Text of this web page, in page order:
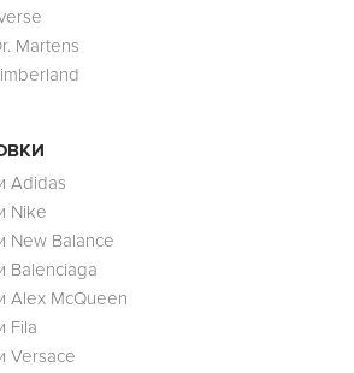
Martens
Adidas
Nike
New Balance
Balenciaga
Alex McQueen
Fila
Versace